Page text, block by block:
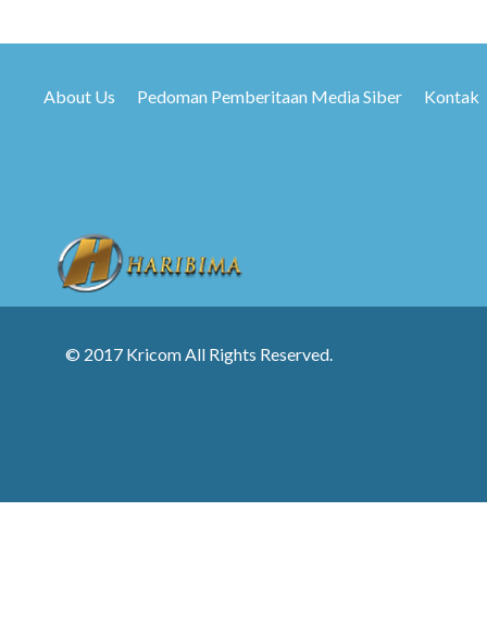
About Us Pedoman Pemberitaan Media Siber Kontak
© 2017 Kricom All Rights Reserved.